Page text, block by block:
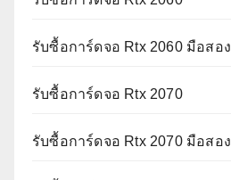
รับซื้อการ์ดจอ Rtx 2060 มือสอง
รับซื้อการ์ดจอ Rtx 2070
รับซื้อการ์ดจอ Rtx 2070 มือสอง